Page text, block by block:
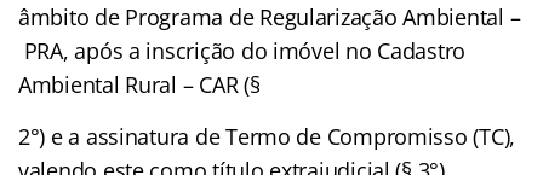
âmbito de Programa de Regularização Ambiental –
PRA, após a inscrição do imóvel no Cadastro
Ambiental Rural – CAR (§
2°) e a assinatura de Termo de Compromisso (TC),